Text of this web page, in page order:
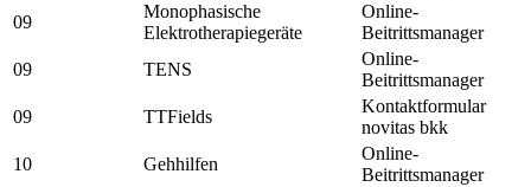
09
Monophasische
Elektrotherapiegeräte
Online-
Beitrittsmanager
09
TENS
Online-
Beitrittsmanager
09
TTFields
Kontaktformular
novitas bkk
10
Gehhilfen
Online-
Beitrittsmanager